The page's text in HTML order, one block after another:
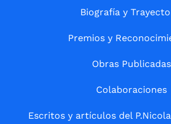
Biografía y
Premios y
Obras Publicadas
Colaboraciones
Escritos y artículos del